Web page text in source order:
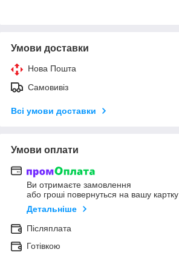
Умови доставки
Нова Пошта
Самовивіз
Всі умови доставки
Умови оплати
Ви отримаєте замовлення
або гроші повернуться на вашу картку
Детальніше
Післяплата
Готівкою